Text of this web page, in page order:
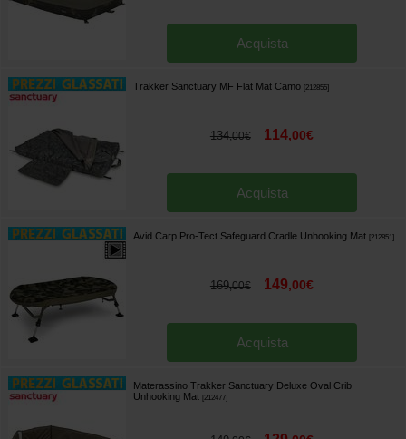
Acquista
Trakker Sanctuary MF Flat Mat Camo [212855]
134,00€ 114,00€
Acquista
Avid Carp Pro-Tect Safeguard Cradle Unhooking Mat [212851]
169,00€ 149,00€
Acquista
Materassino Trakker Sanctuary Deluxe Oval Crib
Unhooking Mat [212477]